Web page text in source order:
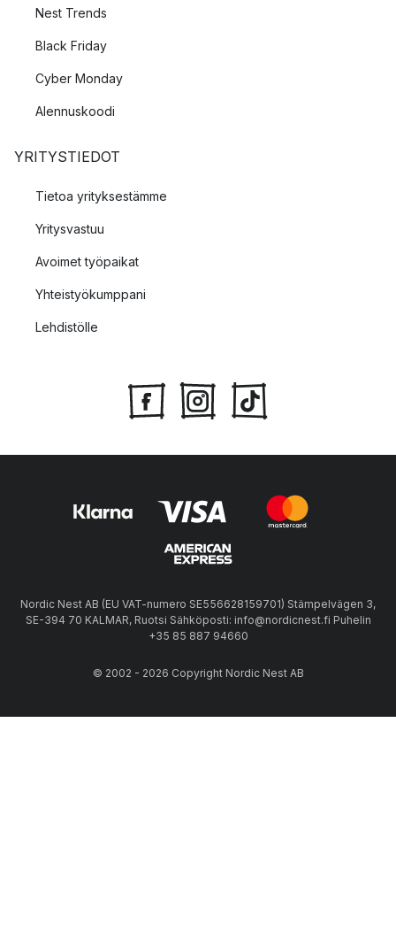
Nest Trends
Black Friday
Cyber Monday
Alennuskoodi
YRITYSTIEDOT
Tietoa yrityksestämme
Yritysvastuu
Avoimet työpaikat
Yhteistyökumppani
Lehdistölle
Nordic Nest AB (EU VAT-numero SE556628159701) Stämpelvägen 3,
SE-394 70 KALMAR, Ruotsi Sähköposti: info@nordicnest.fi Puhelin
+35 85 887 94660
© 2002 - 2026 Copyright Nordic Nest AB